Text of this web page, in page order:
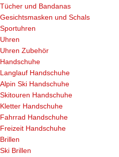
Tücher und Bandanas
Gesichtsmasken und Schals
Sportuhren
Uhren
Uhren Zubehör
Handschuhe
Langlauf Handschuhe
Alpin Ski Handschuhe
Skitouren Handschuhe
Kletter Handschuhe
Fahrrad Handschuhe
Freizeit Handschuhe
Brillen
Ski Brillen